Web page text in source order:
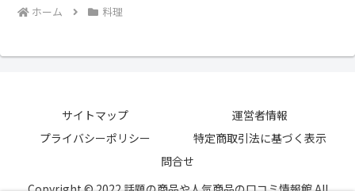
ホーム 料理
サイトマップ
運営者情報
プライバシーポリシー
特定商取引法に基づく表示
問合せ